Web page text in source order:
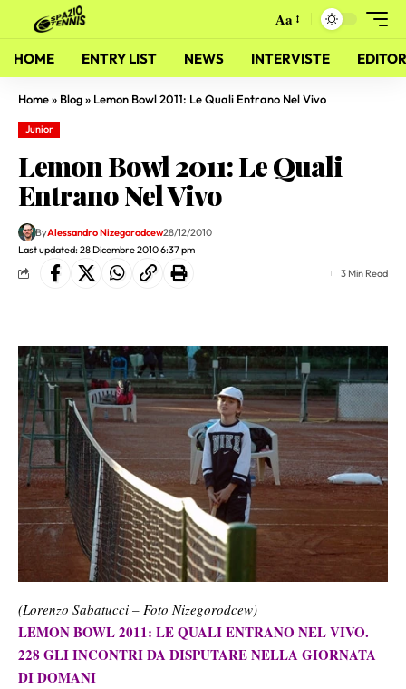
Aa
HOME ENTRY LIST NEWS INTERVISTE
Home» Blog» Lemon Bowl 2011: Le Quali Entrano Nel Vivo
Junior
Lemon Bowl 2011: Le Quali
Entrano Nel Vivo
Last updated: 28 Dicembre 2010 6:37 pm
ByAlessandro Nizegorodcew28/12/2010
3 Min Read
(Lorenzo Sabatucci – Foto Nizegorodcew)
LEMON BOWL 2011: LE QUALI ENTRANO NEL VIVO.
228 GLI INCONTRI DA DISPUTARE NELLA GIORNATA
DI DOMANI